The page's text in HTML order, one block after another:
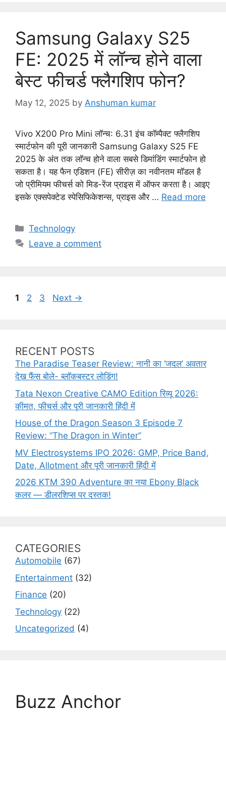
r
i
e
s
Samsung Galaxy S25
FE: 2025 में लॉन्च होने वाला
बेस्ट फीचर्ड फ्लैगशिप फोन?
May 12, 2025 by Anshuman kumar
Vivo X200 Pro Mini लॉन्च: 6.31 इंच कॉम्पैक्ट फ्लैगशिप
स्मार्टफोन की पूरी जानकारी Samsung Galaxy S25 FE
2025 के अंत तक लॉन्च होने वाला सबसे डिमांडिंग स्मार्टफोन हो
सकता है। यह फैन एडिशन (FE) सीरीज़ का नवीनतम मॉडल है
जो प्रीमियम फीचर्स को मिड-रेंज प्राइस में ऑफर करता है। आइए
इसके एक्सपेक्टेड स्पेसिफिकेशन्स, प्राइस और … Read more
C
a
r
Technology
Leave a comment
P
1
P
2
P
3 Next →
RECENT POSTS
The Paradise Teaser Review: नानी का ‘जदल’ अवतार
देख फैंस बोले- ब्लॉकबस्टर लोडिंग!
Tata Nexon Creative CAMO Edition रिव्यू 2026:
कीमत, फीचर्स और पूरी जानकारी हिंदी में
House of the Dragon Season 3 Episode 7
Review: “The Dragon in Winter”
MV Electrosystems IPO 2026: GMP, Price Band,
Date, Allotment और पूरी जानकारी हिंदी में
2026 KTM 390 Adventure का नया Ebony Black
कलर — डीलरशिप्स पर दस्तक!
CATEGORIES
Automobile (67)
Entertainment (32)
Finance (20)
Technology (22)
Uncategorized (4)
Buzz Anchor